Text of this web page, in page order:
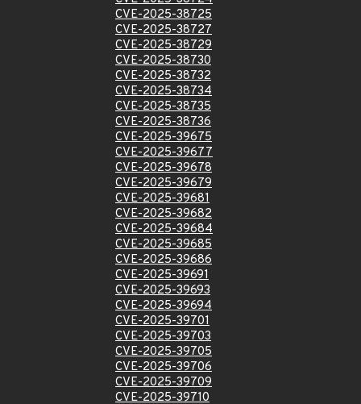
CVE-2025-38725
CVE-2025-38727
CVE-2025-38729
CVE-2025-38730
CVE-2025-38732
CVE-2025-38734
CVE-2025-38735
CVE-2025-38736
CVE-2025-39675
CVE-2025-39677
CVE-2025-39678
CVE-2025-39679
CVE-2025-39681
CVE-2025-39682
CVE-2025-39684
CVE-2025-39685
CVE-2025-39686
CVE-2025-39691
CVE-2025-39693
CVE-2025-39694
CVE-2025-39701
CVE-2025-39703
CVE-2025-39705
CVE-2025-39706
CVE-2025-39709
CVE-2025-39710